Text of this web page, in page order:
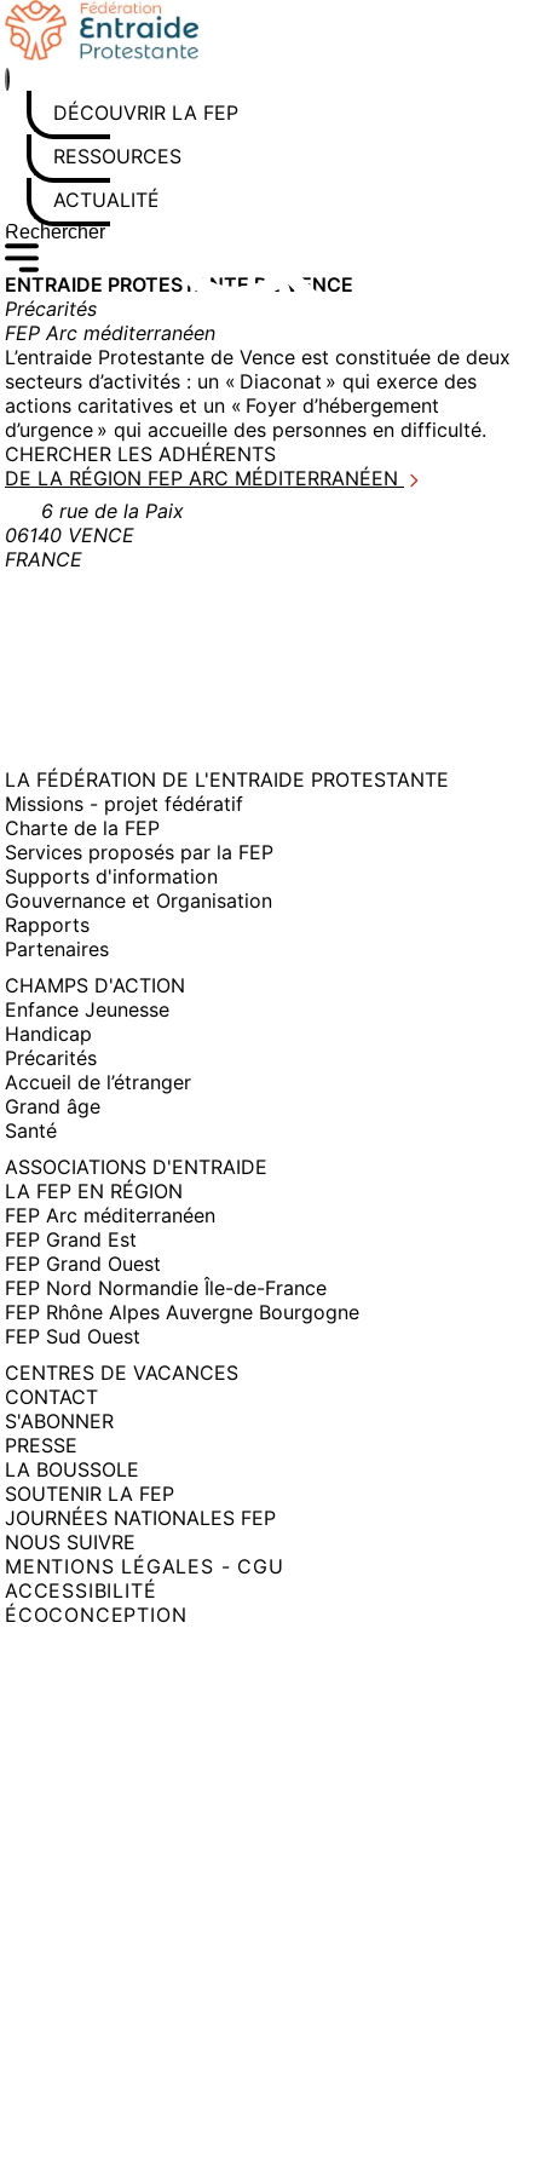
Aller
au
contenu
DÉCOUVRIR LA FEP
RESSOURCES
ACTUALITÉS
Rechercher sur le site
Saisissez au moins 3 caractères pour lancer la recherche
ENTRAIDE PROTESTANTE DE VENCE
Précarités
FEP Arc méditerranéen
L’entraide Protestante de Vence est constituée de deux
secteurs d’activités : un « Diaconat » qui exerce des
actions caritatives et un « Foyer d’hébergement
d’urgence » qui accueille des personnes en difficulté.
CHERCHER LES ADHÉRENTS
DE LA RÉGION FEP ARC MÉDITERRANÉEN
6 rue de la Paix
06140 VENCE
FRANCE
LA FÉDÉRATION DE L'ENTRAIDE PROTESTANTE
Missions - projet fédératif
Charte de la FEP
Services proposés par la FEP
Supports d'information
Gouvernance et Organisation
Rapports
Partenaires
CHAMPS D'ACTION
Enfance Jeunesse
Handicap
Précarités
Accueil de l’étranger
Grand âge
Santé
ASSOCIATIONS D'ENTRAIDE
LA FEP EN RÉGION
FEP Arc méditerranéen
FEP Grand Est
FEP Grand Ouest
FEP Nord Normandie Île-de-France
FEP Rhône Alpes Auvergne Bourgogne
FEP Sud Ouest
CENTRES DE VACANCES
CONTACT
S'ABONNER
PRESSE
LA BOUSSOLE
SOUTENIR LA FEP
JOURNÉES NATIONALES FEP
NOUS SUIVRE
MENTIONS LÉGALES - CGU
ACCESSIBILITÉ
ÉCOCONCEPTION